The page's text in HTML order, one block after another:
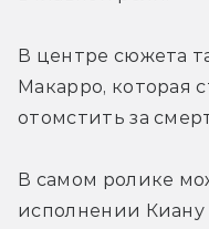
В центре сюжета
Макарро, которая
отомстить за
В самом ролике
исполнении Киану